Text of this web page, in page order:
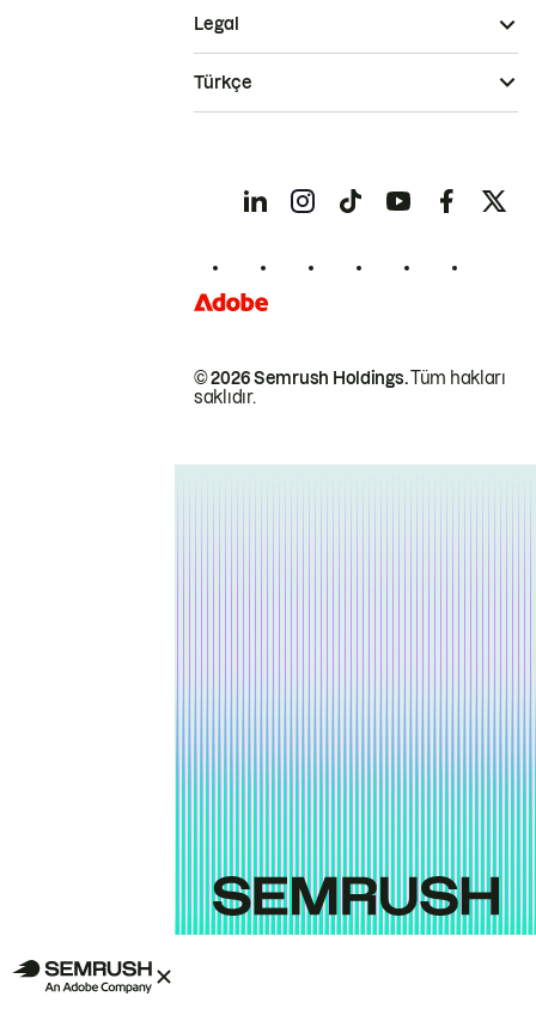
© 2026 Semrush Holdings.Tüm hakları
saklıdır.
Legal
Türkçe